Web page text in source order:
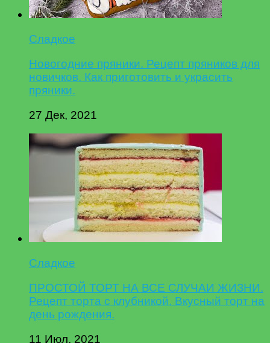
Сладкое
Новогодние пряники. Рецепт пряников для
новичков. Как приготовить и украсить
пряники.
27 Дек, 2021
Сладкое
ПРОСТОЙ ТОРТ НА ВСЕ СЛУЧАИ ЖИЗНИ.
Рецепт торта с клубникой. Вкусный торт на
день рождения.
11 Июл, 2021